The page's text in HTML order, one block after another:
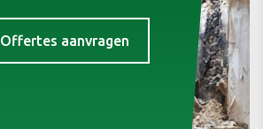
Offertes aanvragen